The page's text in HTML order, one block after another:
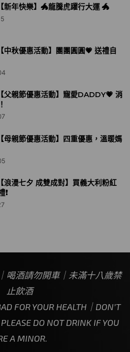
新年快樂】🐲龍騰虎躍行大運 🐲
中秋優惠活動】團團圓圓💗 送禮自
父親節優惠活動】寵愛DADDY💗 消
母親節優惠活動】四重優惠，溫暖媽
浪漫七夕 成雙成對】買義大利粉紅
喝酒請勿開車｜未滿十八歲禁
止飲酒
FOR YOUR HEALTH｜DON’T
DO NOT DRINK IF YOU
A MINOR.